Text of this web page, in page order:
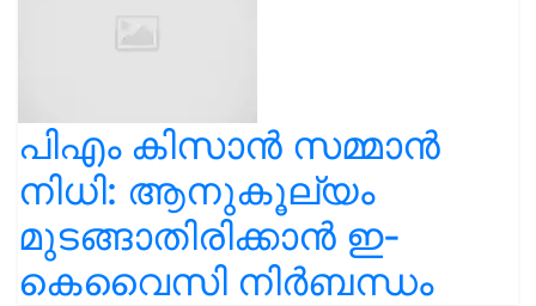
പിഎം കിസാൻ സമ്മാൻ
നിധി: ആനുകൂല്യം
മുടങ്ങാതിരിക്കാൻ ഇ-
കെവൈസി നിർബന്ധം